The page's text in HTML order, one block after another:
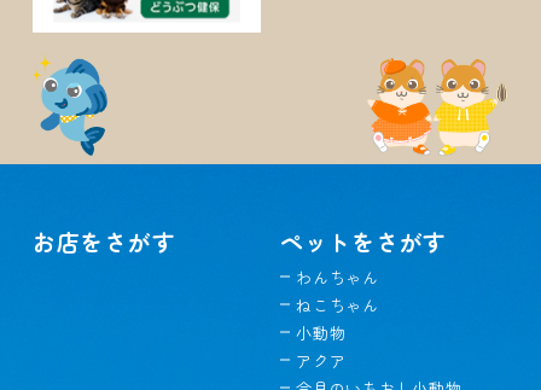
お店をさがす ペットをさがす
わんちゃん
ねこちゃん
小動物
アクア